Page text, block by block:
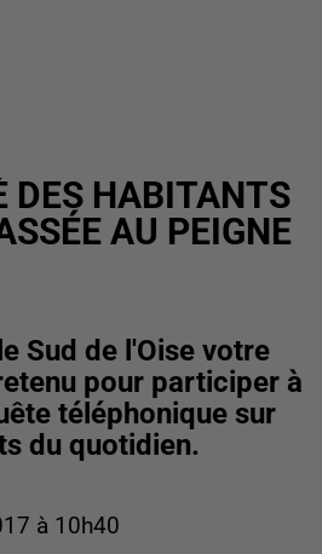
DES HABITANTS
AU PEIGNE
Sud de l'Oise votre
pour participer à
téléphonique sur
du quotidien.
à 10h40